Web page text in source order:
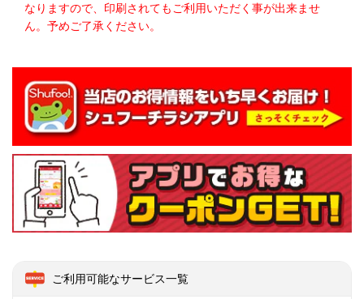
なりますので、印刷されてもご利用いただく事が出来ませ
ん。予めご了承ください。
ご利用可能なサービス一覧